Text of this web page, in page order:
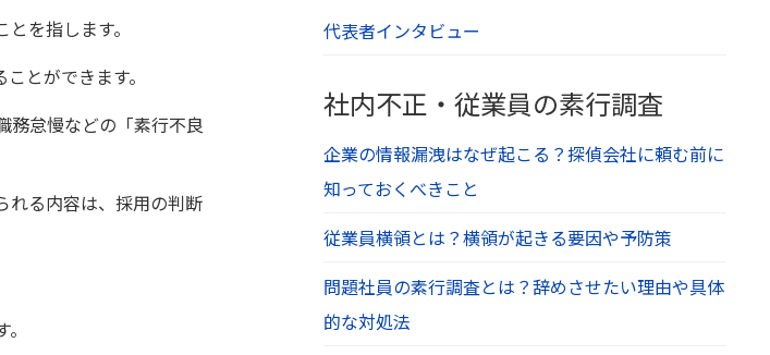
を指します。
とができます。
務怠慢などの「素行不良
れる内容は、採用の判断
代表者インタビュー
社内不正・従業員の素行調査
企業の情報漏洩はなぜ起こる？探偵会社に頼む前に
知っておくべきこと
従業員横領とは？横領が起きる要因や予防策
問題社員の素行調査とは？辞めさせたい理由や具体
的な対処法